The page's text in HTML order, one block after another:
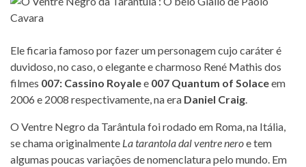
Ele ficaria famoso por fazer um personagem cujo caráter é
duvidoso, no caso, o elegante e charmoso René Mathis dos
filmes 007: Cassino Royalee 007 Quantum of Solaceem
2006 e 2008 respectivamente, na era Daniel Craig.
O Ventre Negro da Tarântula foi rodado em Roma, na Itália,
se chama originalmente La tarantola dal ventre neroe tem
algumas poucas variações de nomenclatura pelo mundo. Em